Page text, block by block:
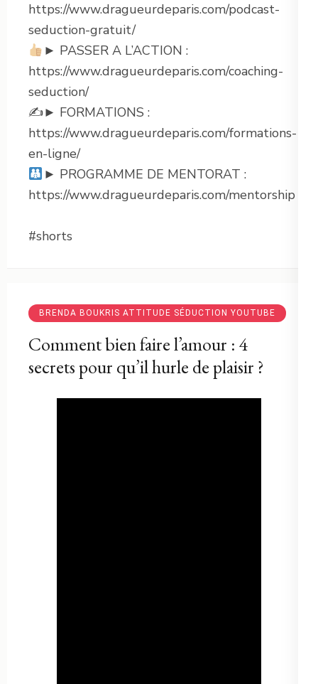
https://www.dragueurdeparis.com/podcast-
seduction-gratuit/
► PASSER A L’ACTION :
https://www.dragueurdeparis.com/coaching-
seduction/
✍️► FORMATIONS :
https://www.dragueurdeparis.com/formations-
en-ligne/
► PROGRAMME DE MENTORAT :
https://www.dragueurdeparis.com/mentorship
#shorts
BRENDA BOUKRIS ATTITUDE SÉDUCTION YOUTUBE
Comment bien faire l’amour : 4
secrets pour qu’il hurle de plaisir ?